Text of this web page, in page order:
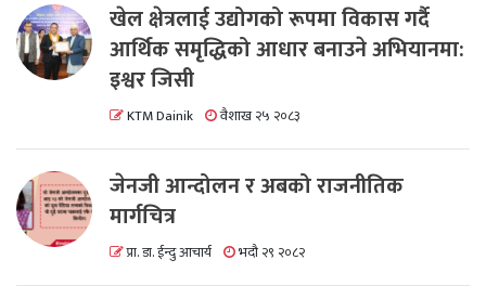
खेल क्षेत्रलाई उद्योगको रूपमा विकास गर्दै
आर्थिक समृद्धिको आधार बनाउने अभियानमा:
इश्वर जिसी
KTM Dainik वैशाख २५ २०८३
जेनजी आन्दोलन र अबको राजनीतिक
मार्गचित्र
प्रा. डा. ईन्दु आचार्य भदौ २९ २०८२